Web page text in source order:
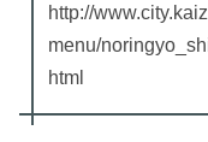
http://
menu/
html